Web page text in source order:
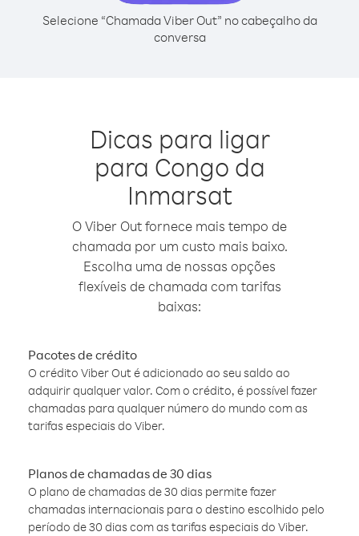
Selecione “Chamada Viber Out” no cabeçalho da
conversa
Dicas para ligar
para Congo da
Inmarsat
O Viber Out fornece mais tempo de
chamada por um custo mais baixo.
Escolha uma de nossas opções
flexíveis de chamada com tarifas
baixas:
Pacotes de crédito
O crédito Viber Out é adicionado ao seu saldo ao
adquirir qualquer valor. Com o crédito, é possível fazer
chamadas para qualquer número do mundo com as
tarifas especiais do Viber.
Planos de chamadas de 30 dias
O plano de chamadas de 30 dias permite fazer
chamadas internacionais para o destino escolhido pelo
período de 30 dias com as tarifas especiais do Viber.